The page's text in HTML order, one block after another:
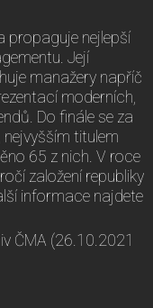
propaguje nejlepší
Její
manažery napříč
moderních,
Do finále se za
titulem
65 z nich. V roce
založení republiky
informace najdete
ČMA (26.10.2021